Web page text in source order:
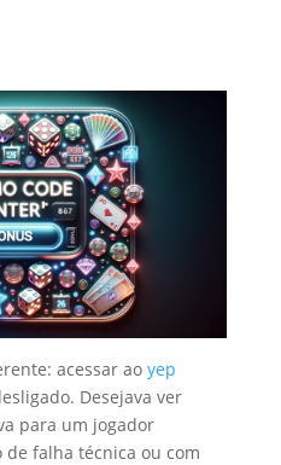
acessar ao yep
Desejava ver
para um jogador
falha técnica ou com